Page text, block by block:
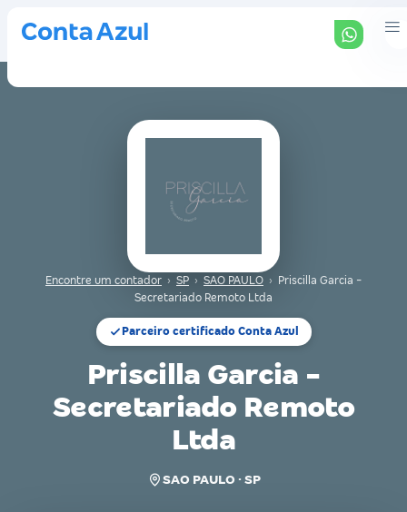
Encontre um contador › SP › SAO PAULO ›
Priscilla Garcia -
Secretariado Remoto Ltda
Parceiro certificado Conta Azul
Priscilla Garcia -
Secretariado Remoto
Ltda
SAO PAULO · SP